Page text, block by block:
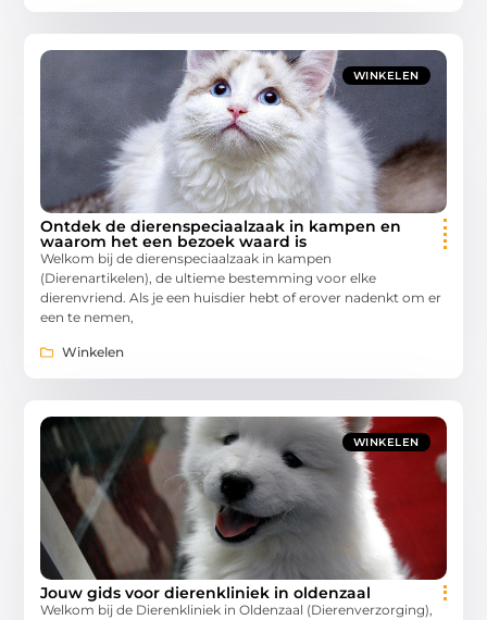
WINKELEN
Ontdek de dierenspeciaalzaak in kampen en
waarom het een bezoek waard is
Welkom bij de dierenspeciaalzaak in kampen
(Dierenartikelen), de ultieme bestemming voor elke
dierenvriend. Als je een huisdier hebt of erover nadenkt om er
een te nemen,
Winkelen
WINKELEN
Jouw gids voor dierenkliniek in oldenzaal
Welkom bij de Dierenkliniek in Oldenzaal (Dierenverzorging),